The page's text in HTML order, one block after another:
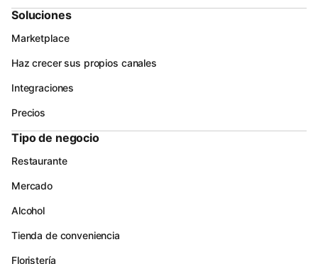
Soluciones
Marketplace
Haz crecer sus propios canales
Integraciones
Precios
Tipo de negocio
Restaurante
Mercado
Alcohol
Tienda de conveniencia
Floristería